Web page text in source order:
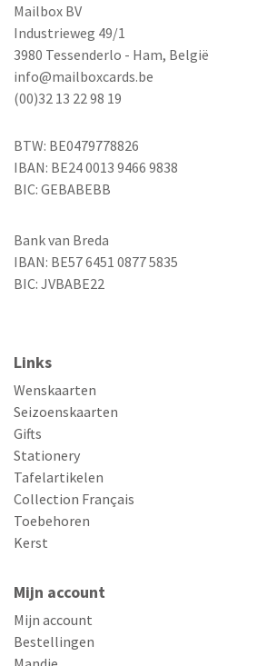
Mailbox BV
Industrieweg 49/1
3980 Tessenderlo - Ham, België
info@mailboxcards.be
(00)32 13 22 98 19
BTW: BE0479778826
IBAN: BE24 0013 9466 9838
BIC: GEBABEBB
Bank van Breda
IBAN: BE57 6451 0877 5835
BIC: JVBABE22
Links
Wenskaarten
Seizoenskaarten
Gifts
Stationery
Tafelartikelen
Collection Français
Toebehoren
Kerst
Mijn account
Mijn account
Bestellingen